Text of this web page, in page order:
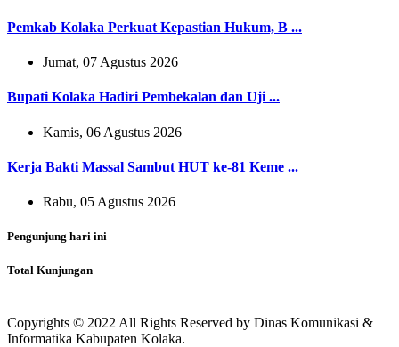
Pemkab Kolaka Perkuat Kepastian Hukum, B ...
Jumat, 07 Agustus 2026
Bupati Kolaka Hadiri Pembekalan dan Uji ...
Kamis, 06 Agustus 2026
Kerja Bakti Massal Sambut HUT ke-81 Keme ...
Rabu, 05 Agustus 2026
Pengunjung hari ini
Total Kunjungan
Copyrights © 2022 All Rights Reserved by Dinas Komunikasi &
Informatika Kabupaten Kolaka.